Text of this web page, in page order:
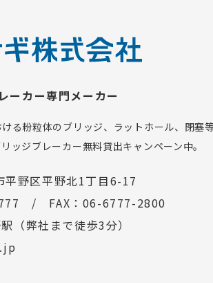
ーカー専門メーカー
る粉粒体のブリッジ、ラットホール、閉塞
ッジブレーカー無料貸出キャンペーン中。
野区平野北1丁目6-17
/ FAX：06-6777-2800
（弊社まで徒歩3分）